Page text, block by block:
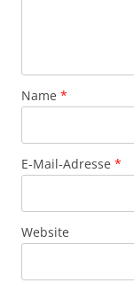
Name *
E-Mail-Adresse *
Website